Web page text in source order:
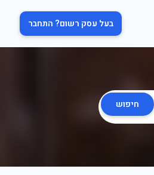
בעל עסק רשום? התחבר
חיפוש